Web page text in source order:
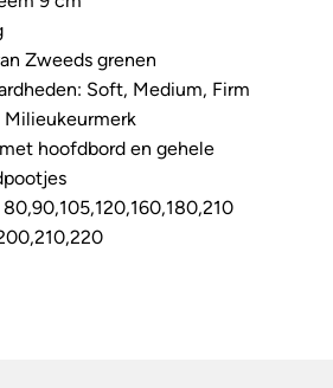
Zweeds grenen
Soft, Medium, Firm
hoofdbord en gehele